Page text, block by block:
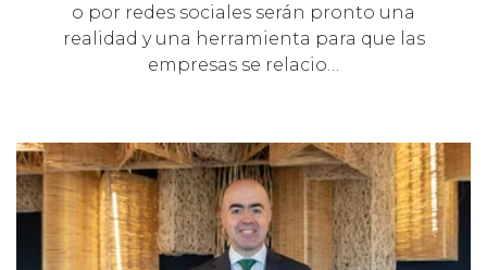
o por redes sociales serán pronto una
realidad y una herramienta para que las
empresas se relacio…